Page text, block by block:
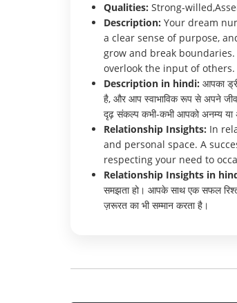
Qualities: Strong-
Description: Your dream
a clear sense of purpose,
grow and break
overlook the input of others.
Description in hindi: आपका
है, और आप स्वाभाविक रूप से अपने
दृढ़ संकल्प कभी-कभी आपको अनम्य
Relationship Insights: In
and personal space. A
respecting your need to
Relationship Insights in
समझता हो। आपके साथ एक सफल
ज़रूरत का भी सम्मान करता है।